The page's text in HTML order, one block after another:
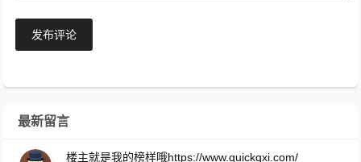
发布评论
最新留言
楼主就是我的榜样哦https://www.quickqxi.com/